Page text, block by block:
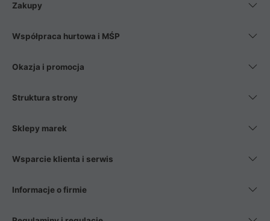
Zakupy
Współpraca hurtowa i MŚP
Okazja i promocja
Struktura strony
Sklepy marek
Wsparcie klienta i serwis
Informacje o firmie